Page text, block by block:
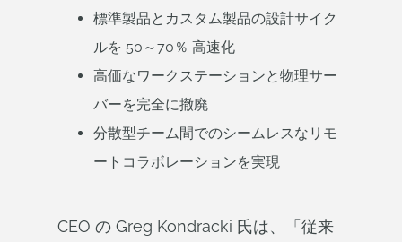
標準製品とカスタム製品の設計サイク
ルを 50～70％ 高速化
高価なワークステーションと物理サー
バーを完全に撤廃
分散型チーム間でのシームレスなリモ
ートコラボレーションを実現
CEO の Greg Kondracki 氏は、「従来